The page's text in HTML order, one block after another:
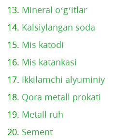
13. Mineral o‘g‘itlar
14. Kalsiylangan soda
15. Mis katodi
16. Mis katankasi
17. Ikkilamchi alyuminiy
18. Qora metall prokati
19. Metall ruh
20. Sement